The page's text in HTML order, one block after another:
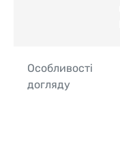
Особливості
догляду